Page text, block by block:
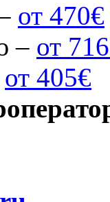
от 470€
– от
от 405€